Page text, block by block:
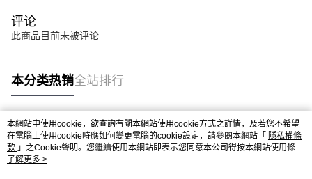
评论
此商品目前未被评论
本分类热销全站排行
热门标签
本網站中使用cookie，欲查詢有關本網站使用cookie方式之詳情，及若您不希望
在電腦上使用cookie時應如何變更電腦的cookie設定，請參閱本網站「 隱私權條
款 」之Cookie聲明。您繼續使用本網站即表示您同意本公司得按本網站使用條款
之Cookie聲明使用cookie。
了解更多 >